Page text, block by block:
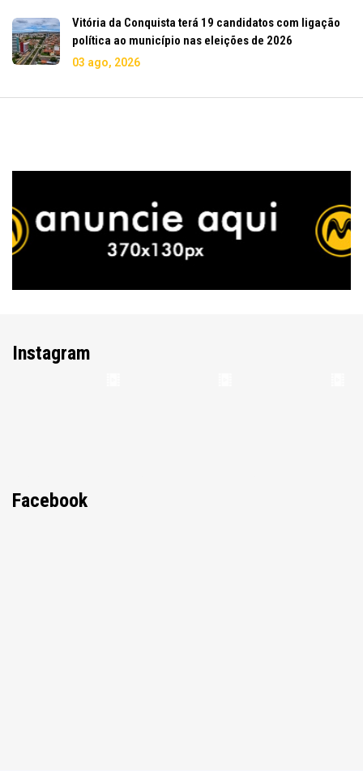
Vitória da Conquista terá 19 candidatos com ligação
política ao município nas eleições de 2026
03 ago, 2026
Instagram
Facebook